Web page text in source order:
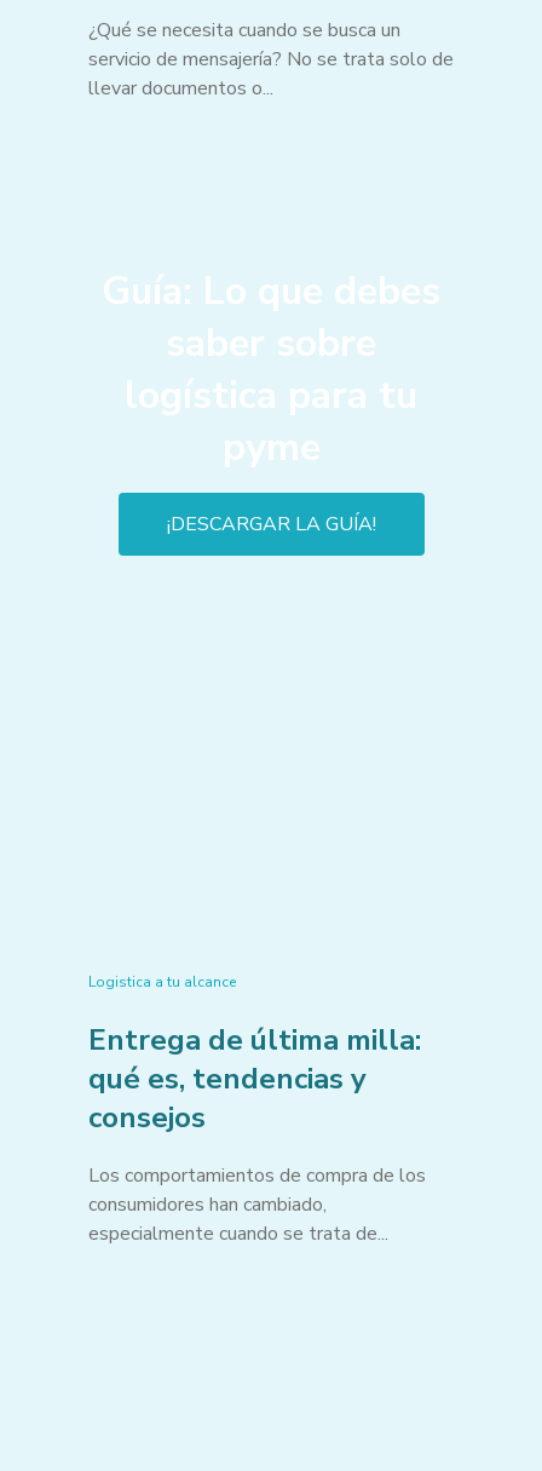
¿Qué se necesita cuando se busca un
servicio de mensajería? No se trata solo de
llevar documentos o...
Guía: Lo que debes
saber sobre
logística para tu
pyme
¡DESCARGAR LA GUÍA!
Logistica a tu alcance
Entrega de última milla:
qué es, tendencias y
consejos
Los comportamientos de compra de los
consumidores han cambiado,
especialmente cuando se trata de...